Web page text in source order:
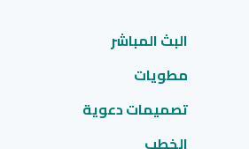
البث المباشر
مطويات
تصميمات دعوية